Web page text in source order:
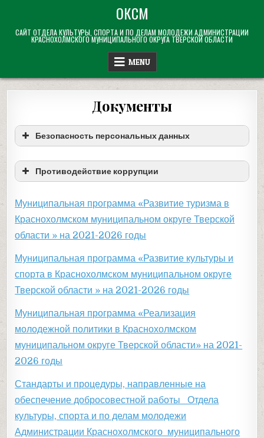
content
ОКСМ
САЙТ ОТДЕЛА КУЛЬТУРЫ, СПОРТА И ПО ДЕЛАМ МОЛОДЕЖИ АДМИНИСТРАЦИИ
КРАСНОХОЛМСКОГО МУНИЦИПАЛЬНОГО ОКРУГА ТВЕРСКОЙ ОБЛАСТИ
MENU
Документы
Безопасность персональных данных
Противодействие коррупции
Муниципальная программа «Развитие туризма в
Краснохолмском муниципальном округе Тверской
области » на 2021-2026 годы
Муниципальная программа «Развитие культуры и
спорта в Краснохолмском муниципальном округе
Тверской области » на 2021-2026 годы
Муниципальная программа «Реализация
молодежной политики в Краснохолмском
муниципальном округе Тверской области» на 2021-
2026 годы
Стандарты и процедуры, направленные на
обеспечение добросовестной работы Отдела
культуры, спорта и по делам молодежи
Администрации Краснохолмского муниципального